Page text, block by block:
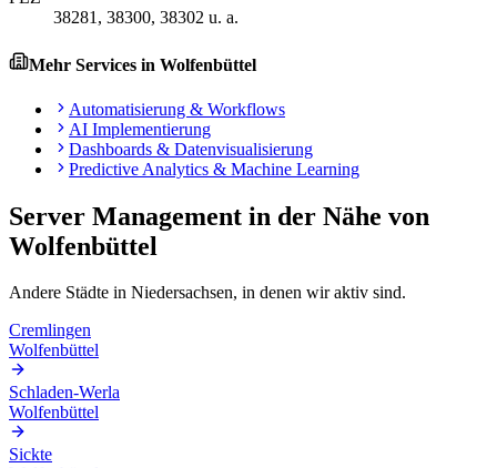
38281, 38300, 38302 u. a.
Mehr Services in Wolfenbüttel
Automatisierung & Workflows
AI Implementierung
Dashboards & Datenvisualisierung
Predictive Analytics & Machine Learning
Server Management in der Nähe von
Wolfenbüttel
Andere Städte in Niedersachsen, in denen wir aktiv sind.
Cremlingen
Wolfenbüttel
Schladen-Werla
Wolfenbüttel
Sickte